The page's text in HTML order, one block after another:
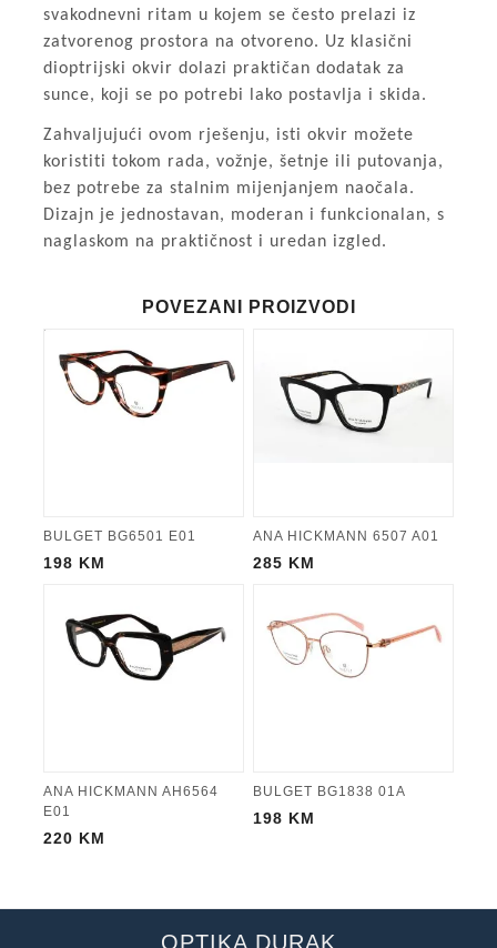
svakodnevni ritam u kojem se često prelazi iz
zatvorenog prostora na otvoreno. Uz klasični
dioptrijski okvir dolazi praktičan dodatak za
sunce, koji se po potrebi lako postavlja i skida.
Zahvaljujući ovom rješenju, isti okvir možete
koristiti tokom rada, vožnje, šetnje ili putovanja,
bez potrebe za stalnim mijenjanjem naočala.
Dizajn je jednostavan, moderan i funkcionalan, s
naglaskom na praktičnost i uredan izgled.
POVEZANI PROIZVODI
BULGET BG6501 E01
198 KM
ANA HICKMANN 6507 A01
285 KM
ANA HICKMANN AH6564
E01
220 KM
BULGET BG1838 01A
198 KM
OPTIKA DURAK